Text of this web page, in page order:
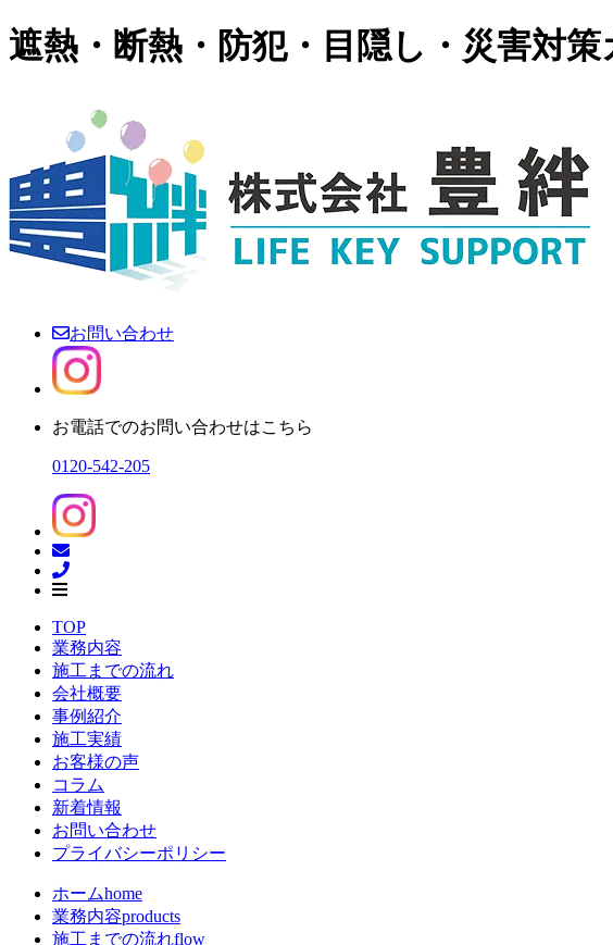
遮熱・断熱・防犯・目隠し・災害対
お問い合わせ
お電話でのお問い合わせはこちら
0120-542-205
TOP
業務内容
施工までの流れ
会社概要
事例紹介
施工実績
お客様の声
コラム
新着情報
お問い合わせ
プライバシーポリシー
ホームhome
業務内容products
施工までの流れflow